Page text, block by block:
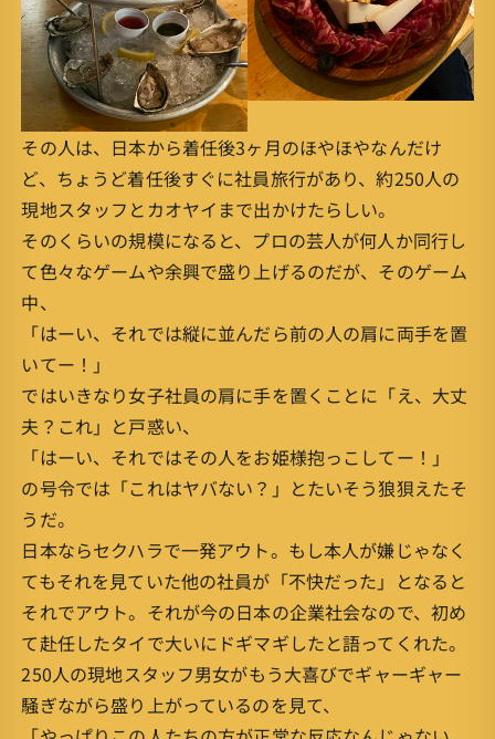
その人は、日本から着任後3ヶ月のほやほやなんだけ
ど、ちょうど着任後すぐに社員旅行があり、約250人の
現地スタッフとカオヤイまで出かけたらしい。
そのくらいの規模になると、プロの芸人が何人か同行し
て色々なゲームや余興で盛り上げるのだが、そのゲーム
中、
「はーい、それでは縦に並んだら前の人の肩に両手を置
いてー！」
ではいきなり女子社員の肩に手を置くことに「え、大丈
夫？これ」と戸惑い、
「はーい、それではその人をお姫様抱っこしてー！」
の号令では「これはヤバない？」とたいそう狼狽えたそ
うだ。
日本ならセクハラで一発アウト。もし本人が嫌じゃなく
てもそれを見ていた他の社員が「不快だった」となると
それでアウト。それが今の日本の企業社会なので、初め
て赴任したタイで大いにドギマギしたと語ってくれた。
250人の現地スタッフ男女がもう大喜びでギャーギャー
騒ぎながら盛り上がっているのを見て、